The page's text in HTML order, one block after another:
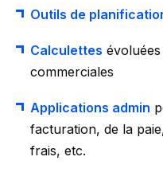
Outils de
Calculettes évoluées
commerciales
Applications admin
facturation, de la
frais, etc.